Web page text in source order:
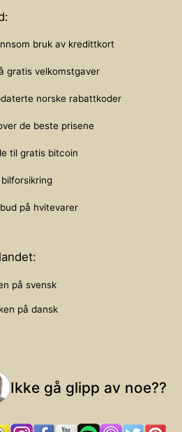
bruk av kredittkort
gratis velkomstgaver
norske rabattkoder
de beste prisene
til gratis bitcoin
på hvitevarer
på svensk
på dansk
Ikke gå glipp av noe??